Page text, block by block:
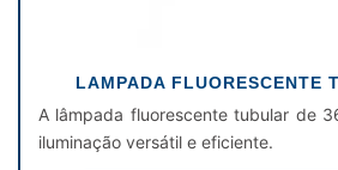
LAMPADA FLUORESCENTE
A lâmpada fluorescente tubular de
iluminação versátil e eficiente.